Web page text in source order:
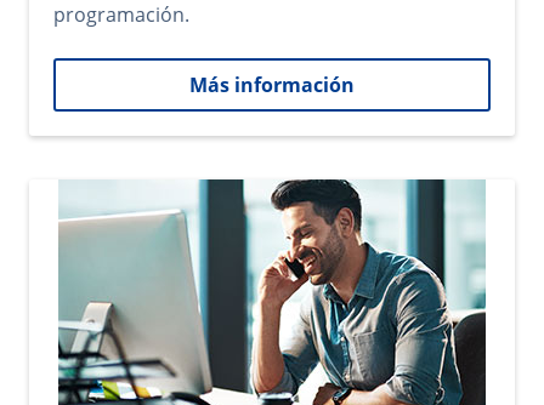
programación.
Más información